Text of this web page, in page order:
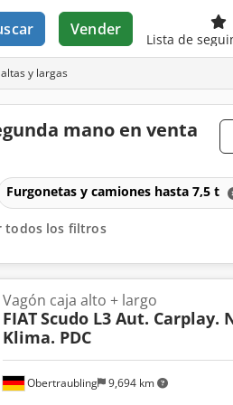
Vender
Lista de
y largas
mano en venta
Furgonetas y camiones hasta 7,5 t
todos los filtros
Obertraubling 9,694 km
Vagón caja alto + largo
FIATScudo L3 Aut. Carplay.
Klima. PDC